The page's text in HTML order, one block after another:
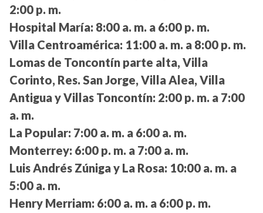
2:00 p. m.
Hospital María: 8:00 a. m. a 6:00 p. m.
Villa Centroamérica: 11:00 a. m. a 8:00 p. m.
Lomas de Toncontín parte alta, Villa
Corinto, Res. San Jorge, Villa Alea, Villa
Antigua y Villas Toncontín: 2:00 p. m. a 7:00
a. m.
La Popular: 7:00 a. m. a 6:00 a. m.
Monterrey: 6:00 p. m. a 7:00 a. m.
Luis Andrés Zúniga y La Rosa: 10:00 a. m. a
5:00 a. m.
Henry Merriam: 6:00 a. m. a 6:00 p. m.